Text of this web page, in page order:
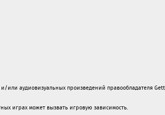
аудиовизуальных произведений правообладателя
играх может вызвать игровую зависимость.